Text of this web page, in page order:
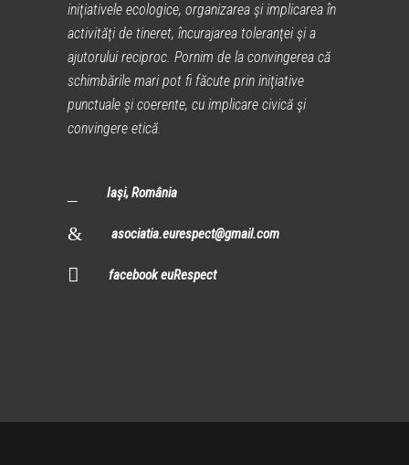
iniţiativele ecologice, organizarea şi implicarea în
activităţi de tineret, încurajarea toleranţei şi a
ajutorului reciproc. Pornim de la convingerea că
schimbările mari pot fi făcute prin iniţiative
punctuale şi coerente, cu implicare civică şi
convingere etică.
Iași, România
asociatia.eurespect@gmail.com
facebook euRespect